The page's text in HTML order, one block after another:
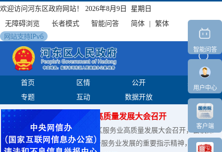
智能问答
用户中心
客户端
欢迎访问河东区政府网站！
2026年8月9日 星期日
无障碍浏览
长者模式 智能问答 简体 繁体
首页 区情 公开
办事
专题
互动 数据开放
全区服务业高质量发展大会召开
河东融媒讯 8月6日下午，全区服务业高质量发展大会召开，会议深
入学习贯彻习近平总书记关于服务业发展的重要指示精神，落实...